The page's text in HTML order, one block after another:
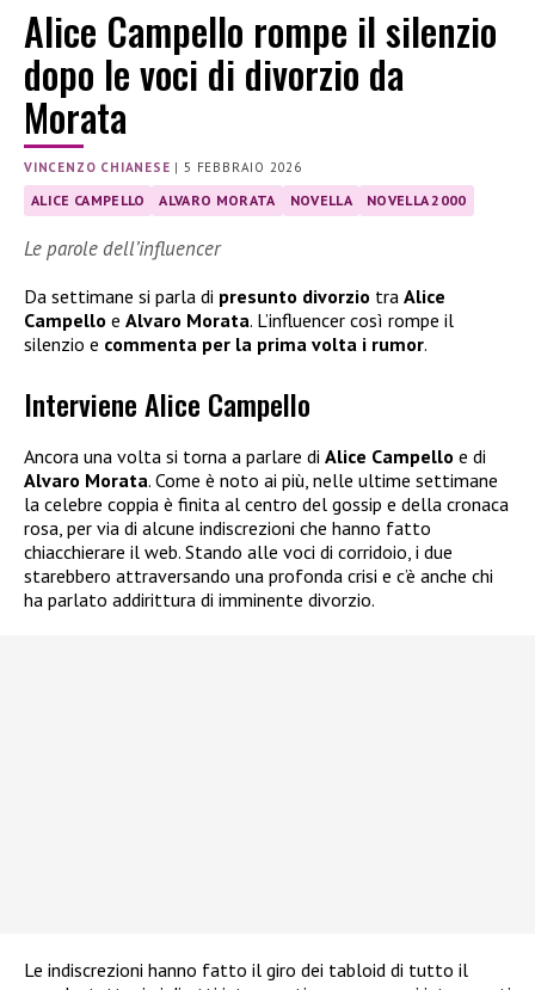
Alice Campello rompe il silenzio
dopo le voci di divorzio da
Morata
VINCENZO CHIANESE |5 FEBBRAIO 2026
ALICE CAMPELLO ALVARO MORATA NOVELLA NOVELLA 2000
Le parole dell’influencer
Da settimane si parla di presunto divorzio tra Alice
Campello e Alvaro Morata. L’influencer così rompe il
silenzio e commenta per la prima volta i rumor.
Interviene Alice Campello
Ancora una volta si torna a parlare di Alice Campello e di
Alvaro Morata. Come è noto ai più, nelle ultime settimane
la celebre coppia è finita al centro del gossip e della cronaca
rosa, per via di alcune indiscrezioni che hanno fatto
chiacchierare il web. Stando alle voci di corridoio, i due
starebbero attraversando una profonda crisi e c’è anche chi
ha parlato addirittura di imminente divorzio.
Le indiscrezioni hanno fatto il giro dei tabloid di tutto il